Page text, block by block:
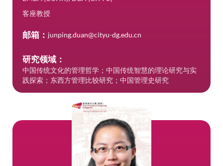
客座教授
邮箱： junping.duan@cityu-dg.edu.cn
研究领域：
中国传统文化的管理哲学；中国传统智慧的理论研究与实
践探索；东西方管理比较研究；中国管理史研究